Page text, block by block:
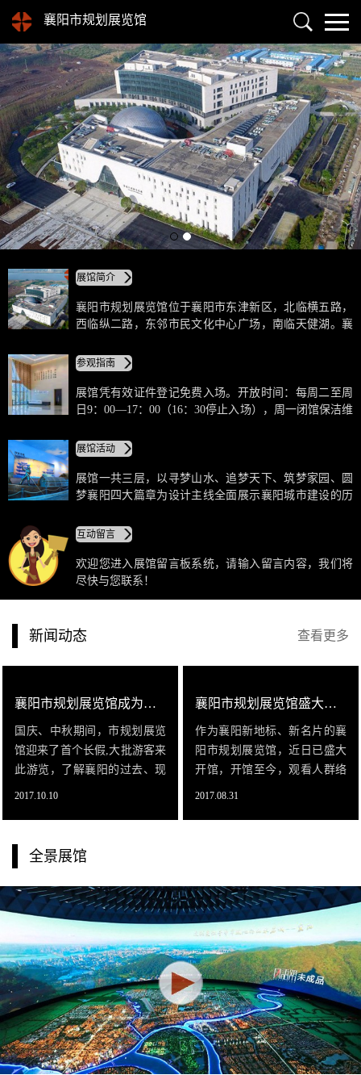
襄阳市规划展览馆
展馆简介
襄阳市规划展览馆位于襄阳市东津新区，北临横五路，
西临纵二路，东邻市民文化中心广场，南临天健湖。襄
档案馆合称为襄阳市市民中心。2017年08月18日，对社
会开放，市民可免费参观。襄阳市规划展览馆地上三
层，地下一层，建筑高度19.8米，总建筑面积约13000平
方米（地上建筑面积约9910平方米，地下建筑面积约
参观指南
展馆凭有效证件登记免费入场。开放时间：每周二至周
日9：00—17：00（16：30停止入场），周一闭馆保洁维
天预约登记，并进行登记确认。请自觉遵守馆内警示与
警告标识标牌。馆内禁止吸烟、请勿大声喧哗。
展馆活动
展馆一共三层，以寻梦山水、追梦天下、筑梦家园、圆
梦襄阳四大篇章为设计主线全面展示襄阳城市建设的历
文字、图纸、照片、模型、实物和多媒体演示等形式，
生动详实地介绍城市发展演变的历程，展示当代城市规
划建设的成果，展望城市未来发展蓝图。
互动留言
欢迎您进入展馆留言板系统，请输入留言内容，我们将
尽快与您联系！
查看更多
新闻动态
襄阳市规划展览馆成为东津新区新名片
国庆、中秋期间，市规划展览
馆迎来了首个长假,大批游客来
此游览，了解襄阳的过去、现
津新区起步区，是鄂西北地区
最大的规划展览馆，也是东津
新区建成的首座大型场馆，如
今已经成为本地人和外地人了
解襄阳的一个重要窗口。
2017.10.10
襄阳市规划展览馆盛大开馆！
作为襄阳新地标、新名片的襄
阳市规划展览馆，近日已盛大
开馆，开馆至今，观看人群络
游、招商洽谈为一体的综合性
场馆。
2017.08.31
全景展馆